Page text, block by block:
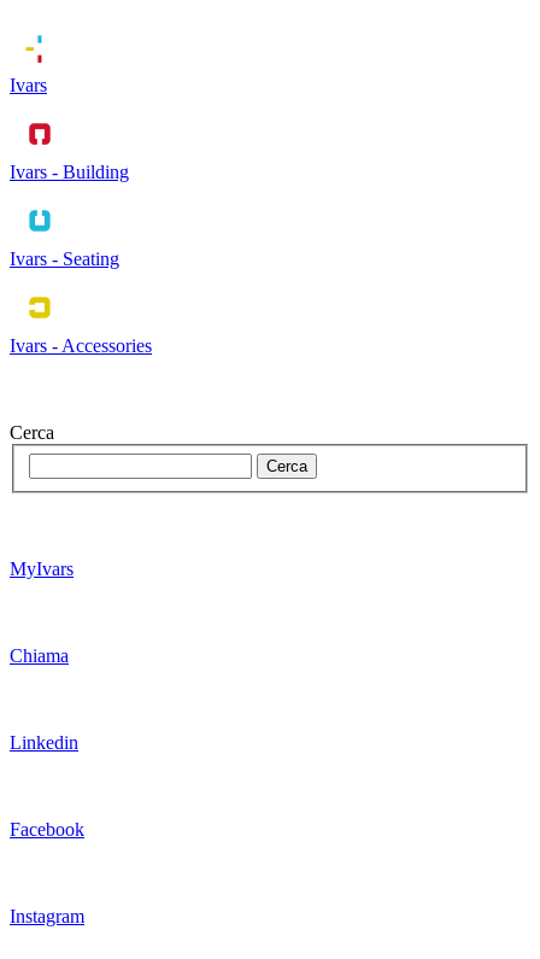
Ivars
Ivars - Building
Ivars - Seating
Ivars - Accessories
Cerca
MyIvars
Chiama
Linkedin
Facebook
Instagram